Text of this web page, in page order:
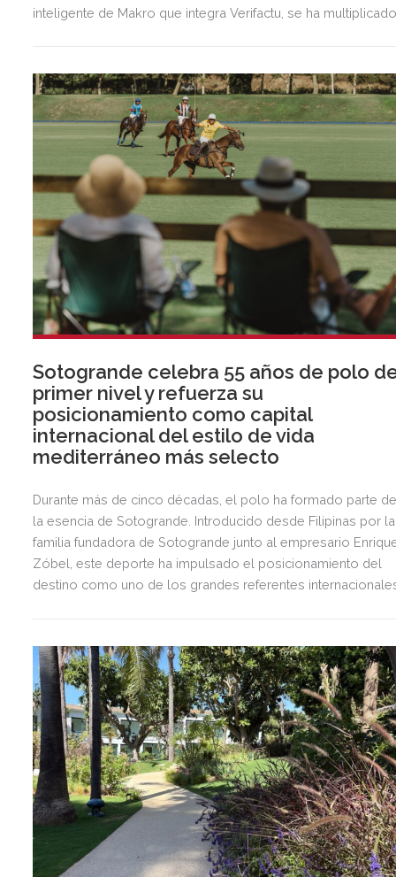
inteligente de Makro que integra Verifactu, se ha
Sotogrande celebra 55 años de polo
primer nivel y refuerza su
posicionamiento como capital
internacional del estilo de vida
mediterráneo más selecto
Durante más de cinco décadas, el polo ha formado parte
la esencia de Sotogrande. Introducido desde Filipinas por la
familia fundadora de Sotogrande junto al empresario
Zóbel, este deporte ha impulsado el posicionamiento del
destino como uno de los grandes referentes
exclusiva agenda social.